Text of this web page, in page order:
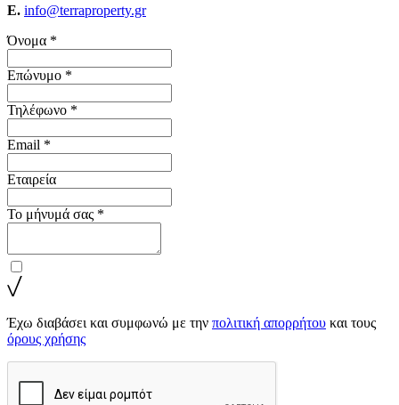
E. info@terraproperty.gr
Όνομα *
Επώνυμο *
Τηλέφωνο *
Email *
Εταιρεία
Το μήνυμά σας *
Έχω διαβάσει και συμφωνώ με την πολιτική απορρήτου και τους
όρους χρήσης